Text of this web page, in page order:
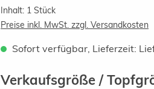
Inhalt: 1 Stück
Preise inkl. MwSt. zzgl. Versandkosten
Sofort verfügbar, Lieferzeit:
Verkaufsgröße /